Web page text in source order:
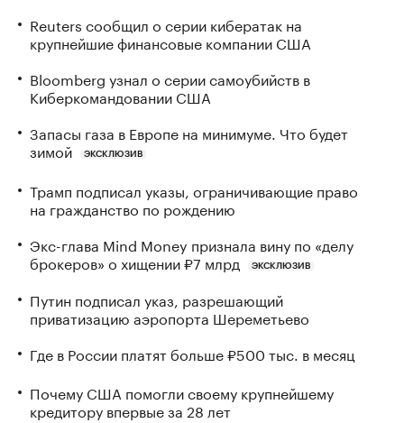
Reuters сообщил о серии кибератак на
крупнейшие финансовые компании США
Bloomberg узнал о серии самоубийств в
Киберкомандовании США
Запасы газа в Европе на минимуме. Что будет
зимой
ЭКСКЛЮЗИВ
Трамп подписал указы, ограничивающие право
на гражданство по рождению
Экс-глава Mind Money признала вину по «делу
брокеров» о хищении ₽7 млрд
ЭКСКЛЮЗИВ
Путин подписал указ, разрешающий
приватизацию аэропорта Шереметьево
Где в России платят больше ₽500 тыс. в месяц
Почему США помогли своему крупнейшему
кредитору впервые за 28 лет